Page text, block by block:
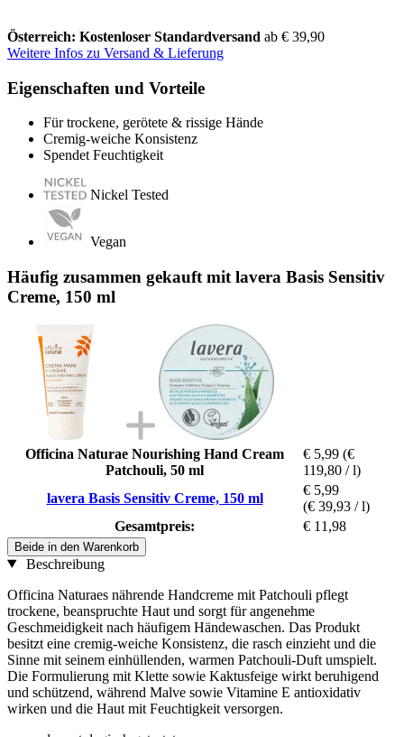
Österreich: Kostenloser Standardversand ab € 39,90
Weitere Infos zu Versand & Lieferung
Eigenschaften und Vorteile
Für trockene, gerötete & rissige Hände
Cremig-weiche Konsistenz
Spendet Feuchtigkeit
Nickel Tested
Vegan
Häufig zusammen gekauft mit lavera Basis Sensitiv
Creme, 150 ml
Officina Naturae Nourishing Hand Cream
Patchouli, 50 ml
€ 5,99 (€
119,80 / l)
lavera Basis Sensitiv Creme, 150 ml
€ 5,99
(€ 39,93 / l)
Gesamtpreis:
€ 11,98
Beide in den Warenkorb
Beschreibung
Officina Naturaes nährende Handcreme mit Patchouli pflegt
trockene, beanspruchte Haut und sorgt für angenehme
Geschmeidigkeit nach häufigem Händewaschen. Das Produkt
besitzt eine cremig-weiche Konsistenz, die rasch einzieht und die
Sinne mit seinem einhüllenden, warmen Patchouli-Duft umspielt.
Die Formulierung mit Klette sowie Kaktusfeige wirkt beruhigend
und schützend, während Malve sowie Vitamine E antioxidativ
wirken und die Haut mit Feuchtigkeit versorgen.